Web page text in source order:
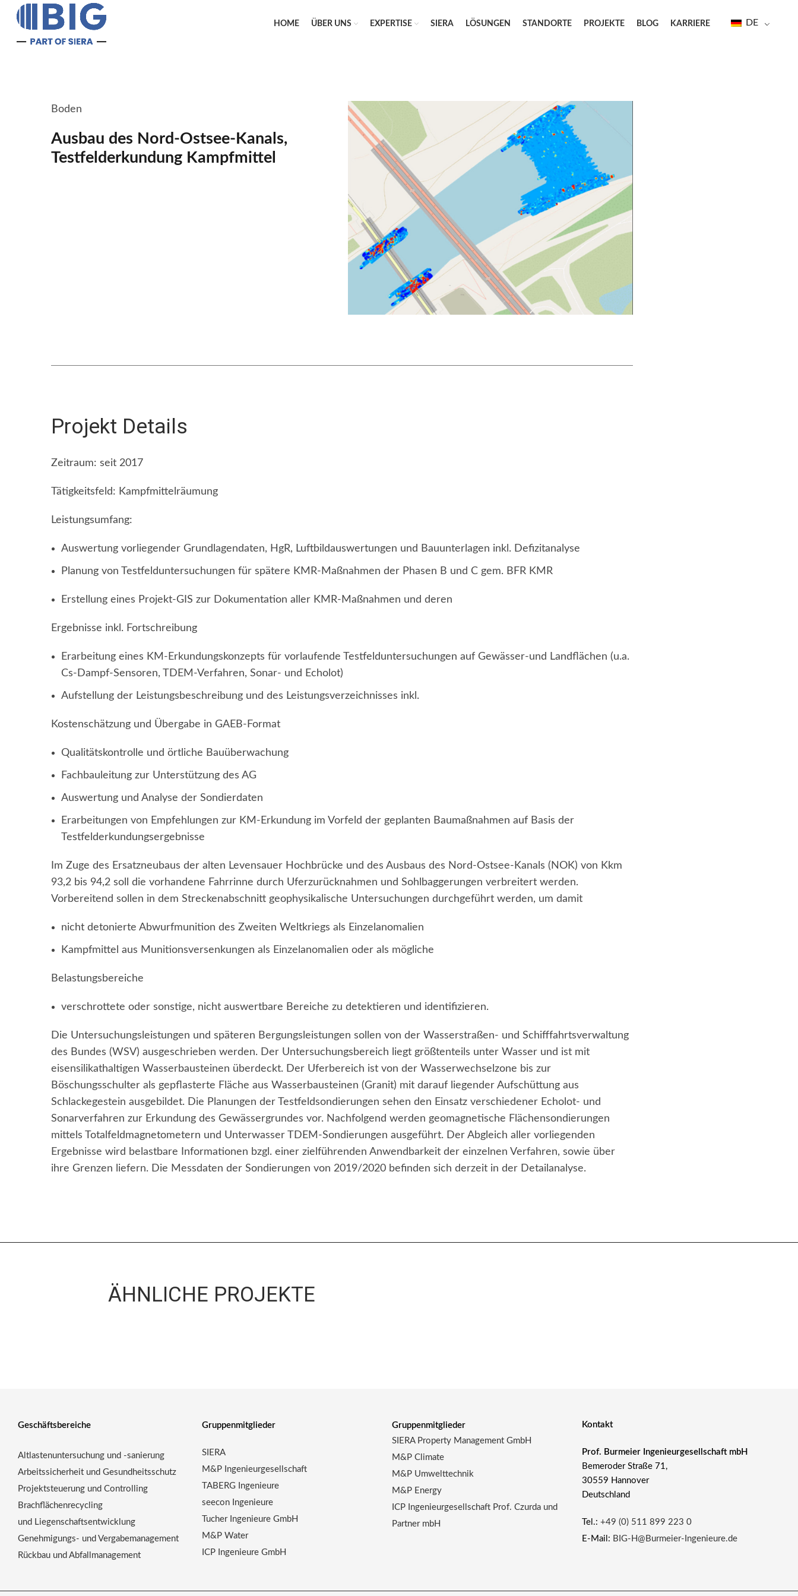
HOME ÜBER UNS EXPERTISE SIERA LÖSUNGEN STANDORTE PROJEKTE BLOG KARRIERE DE
Boden
Ausbau des Nord-Ostsee-Kanals,
Testfelderkundung Kampfmittel
Projekt Details
Zeitraum: seit 2017
Tätigkeitsfeld: Kampfmittelräumung
Leistungsumfang:
Auswertung vorliegender Grundlagendaten, HgR, Luftbildauswertungen und Bauunterlagen inkl. Defizitanalyse
Planung von Testfelduntersuchungen für spätere KMR-Maßnahmen der Phasen B und C gem. BFR KMR
Erstellung eines Projekt-GIS zur Dokumentation aller KMR-Maßnahmen und deren
Ergebnisse inkl. Fortschreibung
Erarbeitung eines KM-Erkundungskonzepts für vorlaufende Testfelduntersuchungen auf Gewässer-und Landflächen (u.a.
Cs-Dampf-Sensoren, TDEM-Verfahren, Sonar- und Echolot)
Aufstellung der Leistungsbeschreibung und des Leistungsverzeichnisses inkl.
Kostenschätzung und Übergabe in GAEB-Format
Qualitätskontrolle und örtliche Bauüberwachung
Fachbauleitung zur Unterstützung des AG
Auswertung und Analyse der Sondierdaten
Erarbeitungen von Empfehlungen zur KM-Erkundung im Vorfeld der geplanten Baumaßnahmen auf Basis der
Testfelderkundungsergebnisse
Im Zuge des Ersatzneubaus der alten Levensauer Hochbrücke und des Ausbaus des Nord-Ostsee-Kanals (NOK) von Kkm
93,2 bis 94,2 soll die vorhandene Fahrrinne durch Uferzurücknahmen und Sohlbaggerungen verbreitert werden.
Vorbereitend sollen in dem Streckenabschnitt geophysikalische Untersuchungen durchgeführt werden, um damit
nicht detonierte Abwurfmunition des Zweiten Weltkriegs als Einzelanomalien
Kampfmittel aus Munitionsversenkungen als Einzelanomalien oder als mögliche
Belastungsbereiche
verschrottete oder sonstige, nicht auswertbare Bereiche zu detektieren und identifizieren.
Die Untersuchungsleistungen und späteren Bergungsleistungen sollen von der Wasserstraßen- und Schifffahrtsverwaltung
des Bundes (WSV) ausgeschrieben werden. Der Untersuchungsbereich liegt größtenteils unter Wasser und ist mit
eisensilikathaltigen Wasserbausteinen überdeckt. Der Uferbereich ist von der Wasserwechselzone bis zur
Böschungsschulter als gepflasterte Fläche aus Wasserbausteinen (Granit) mit darauf liegender Aufschüttung aus
Schlackegestein ausgebildet. Die Planungen der Testfeldsondierungen sehen den Einsatz verschiedener Echolot- und
Sonarverfahren zur Erkundung des Gewässergrundes vor. Nachfolgend werden geomagnetische Flächensondierungen
mittels Totalfeldmagnetometern und Unterwasser TDEM-Sondierungen ausgeführt. Der Abgleich aller vorliegenden
Ergebnisse wird belastbare Informationen bzgl. einer zielführenden Anwendbarkeit der einzelnen Verfahren, sowie über
ihre Grenzen liefern. Die Messdaten der Sondierungen von 2019/2020 befinden sich derzeit in der Detailanalyse.
ÄHNLICHE PROJEKTE
Geschäftsbereiche
Altlastenuntersuchung und -sanierung
Arbeitssicherheit und Gesundheitsschutz
Projektsteuerung und Controlling
Brachflächenrecycling
und Liegenschaftsentwicklung
Genehmigungs- und Vergabemanagement
Rückbau und Abfallmanagement
Gruppenmitglieder
SIERA
M&P Ingenieurgesellschaft
TABERG Ingenieure
seecon Ingenieure
Tucher Ingenieure GmbH
M&P Water
ICP Ingenieure GmbH
Gruppenmitglieder
SIERA Property Management GmbH
M&P Climate
M&P Umwelttechnik
M&P Energy
ICP Ingenieurgesellschaft Prof. Czurda und
Partner mbH
Kontakt
Prof. Burmeier Ingenieurgesellschaft mbH
Bemeroder Straße 71,
30559 Hannover
Deutschland
Tel.: +49 (0) 511 899 223 0
E-Mail: BIG-H@Burmeier-Ingenieure.de